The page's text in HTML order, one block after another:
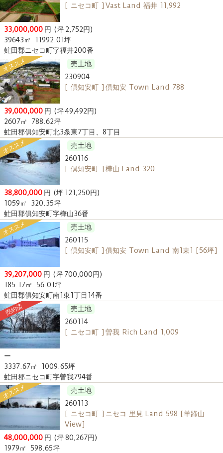
[ ニセコ町 ] Vast Land 福井 11,992
33,000,000 円 (坪 2,752円)
39643㎡
11992.01坪
虻田郡ニセコ町字福井200番
オススメ
売土地
230904
[ 倶知安町 ] 倶知安 Town Land 788
39,000,000 円 (坪 49,492円)
2607㎡
788.62坪
虻田郡俱知安町北3条東7丁目、8丁目
オススメ
売土地
260116
[ 倶知安町 ] 樺山 Land 320
38,800,000 円 (坪 121,250円)
1059㎡
320.35坪
虻田郡俱知安町字樺山36番
オススメ
売土地
260115
[ 倶知安町 ] 俱知安 Town Land 南1東1 [56坪]
39,207,000 円 (坪 700,000円)
185.17㎡
56.01坪
虻田郡俱知安町南1東1丁目14番
売約済
売土地
260114
[ ニセコ町 ] 曽我 Rich Land 1,009
ー
3337.67㎡
1009.65坪
虻田郡ニセコ町字曽我794番
オススメ
売土地
260113
[ ニセコ町 ] ニセコ 里見 Land 598 [羊蹄山
View]
48,000,000 円 (坪 80,267円)
1979㎡
598.65坪